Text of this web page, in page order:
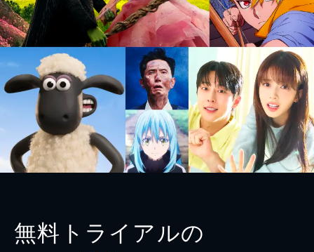
無料トライアルの